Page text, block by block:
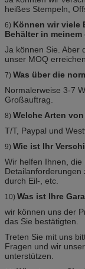
heißes Stempeln,
6) Können wir viele
Behälter in
Ja können Sie. Aber
unser MOQ erreichen.
7) Was über die
Normalerweise 3-7
Großauftrag.
8) Welche Arten
T/T, Paypal und
9) Wie ist Ihr
Wir helfen Ihnen, die
Detailanforderungen
durch Eil-, etc.
10) Was ist Ihre
wir können uns der
das Sie bestätigten.
Treten Sie mit uns
Fragen und wir
unterstützen.